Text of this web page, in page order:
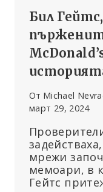
Бил
От Michael
март 29, 2024
мрежи
мемоари, в
Гейтс